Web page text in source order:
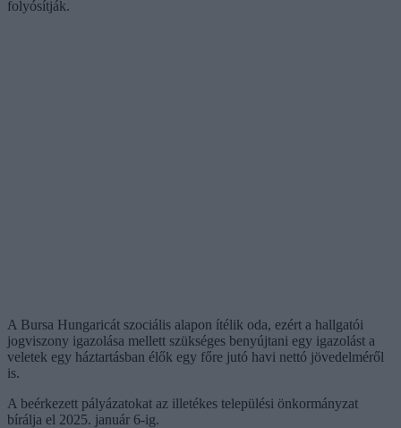
folyósítják.
A Bursa Hungaricát szociális alapon ítélik oda, ezért a hallgatói
jogviszony igazolása mellett szükséges benyújtani egy igazolást a
veletek egy háztartásban élők egy főre jutó havi nettó jövedelméről
is.
A beérkezett pályázatokat az illetékes települési önkormányzat
bírálja el 2025. január 6-ig.